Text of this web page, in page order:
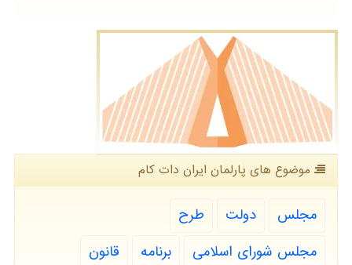
موضوع های پارلمان ایران دات كام
مجلس دولت
طرح
مجلس شورای اسلامی
برنامه
قانون